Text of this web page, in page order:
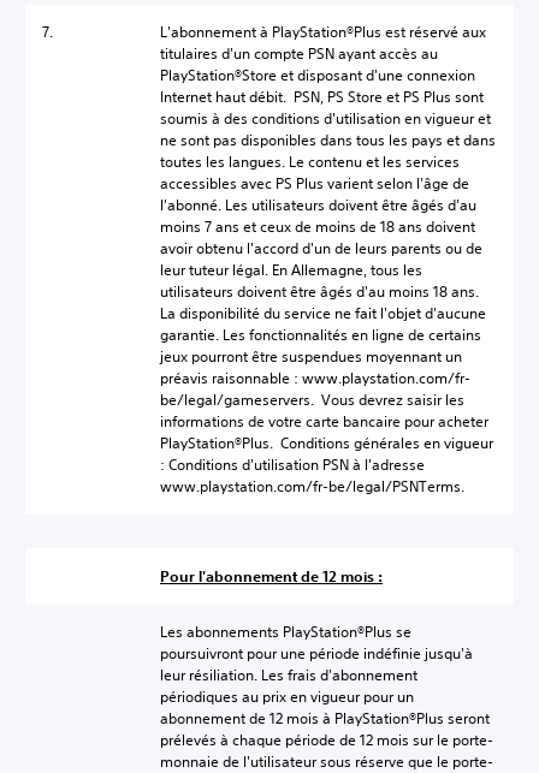
7.
L'abonnement à PlayStation®Plus est réservé aux
titulaires d'un compte PSN ayant accès au
PlayStation®Store et disposant d'une connexion
Internet haut débit. PSN, PS Store et PS Plus sont
soumis à des conditions d'utilisation en vigueur et
ne sont pas disponibles dans tous les pays et dans
toutes les langues. Le contenu et les services
accessibles avec PS Plus varient selon l'âge de
l'abonné. Les utilisateurs doivent être âgés d'au
moins 7 ans et ceux de moins de 18 ans doivent
avoir obtenu l'accord d'un de leurs parents ou de
leur tuteur légal. En Allemagne, tous les
utilisateurs doivent être âgés d'au moins 18 ans.
La disponibilité du service ne fait l'objet d'aucune
garantie. Les fonctionnalités en ligne de certains
jeux pourront être suspendues moyennant un
préavis raisonnable : www.playstation.com/fr-
be/legal/gameservers. Vous devrez saisir les
informations de votre carte bancaire pour acheter
PlayStation®Plus. Conditions générales en vigueur
: Conditions d'utilisation PSN à l'adresse
www.playstation.com/fr-be/legal/PSNTerms.
Pour l'abonnement de 12 mois :
Les abonnements PlayStation®Plus se
poursuivront pour une période indéfinie jusqu'à
leur résiliation. Les frais d'abonnement
périodiques au prix en vigueur pour un
abonnement de 12 mois à PlayStation®Plus seront
prélevés à chaque période de 12 mois sur le porte-
monnaie de l'utilisateur sous réserve que le porte-